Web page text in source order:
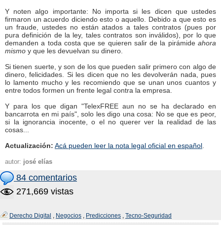
Y noten algo importante: No importa si les dicen que ustedes
firmaron un acuerdo diciendo esto o aquello. Debido a que esto es
un fraude, ustedes no están atados a tales contratos (pues por
pura definición de la ley, tales contratos son inválidos), por lo que
demanden a toda costa que se quieren salir de la pirámide ahora
mismo y que les devuelvan su dinero.
Si tienen suerte, y son de los que pueden salir primero con algo de
dinero, felicidades. Si les dicen que no les devolverán nada, pues
lo lamento mucho y les recomiendo que se unan unos cuantos y
entre todos formen un frente legal contra la empresa.
Y para los que digan "TelexFREE aun no se ha declarado en
bancarrota en mi país", solo les digo una cosa: No se que es peor,
si la ignorancia inocente, o el no querer ver la realidad de las
cosas...
Actualización: Acá pueden leer la nota legal oficial en español
autor: josé elías
84 comentarios
271,669 vistas
Derecho Digital , Negocios , Predicciones , Tecno-Seguridad